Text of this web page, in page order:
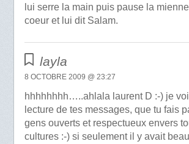
lui serre la main puis pause la
coeur et lui dit Salam.
layla
8 OCTOBRE 2009 @ 23:27
hhhhhhhh…..ahlala laurent D :-) je
lecture de tes messages, que tu fais
gens ouverts et respectueux envers
cultures :-) si seulement il y avait